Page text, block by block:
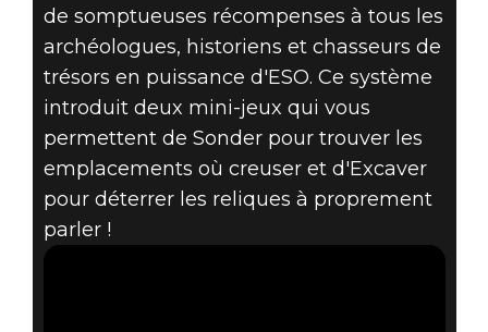
de somptueuses récompenses à tous les
archéologues, historiens et chasseurs de
trésors en puissance d'ESO. Ce système
introduit deux mini-jeux qui vous
permettent de Sonder pour trouver les
emplacements où creuser et d'Excaver
pour déterrer les reliques à proprement
parler !